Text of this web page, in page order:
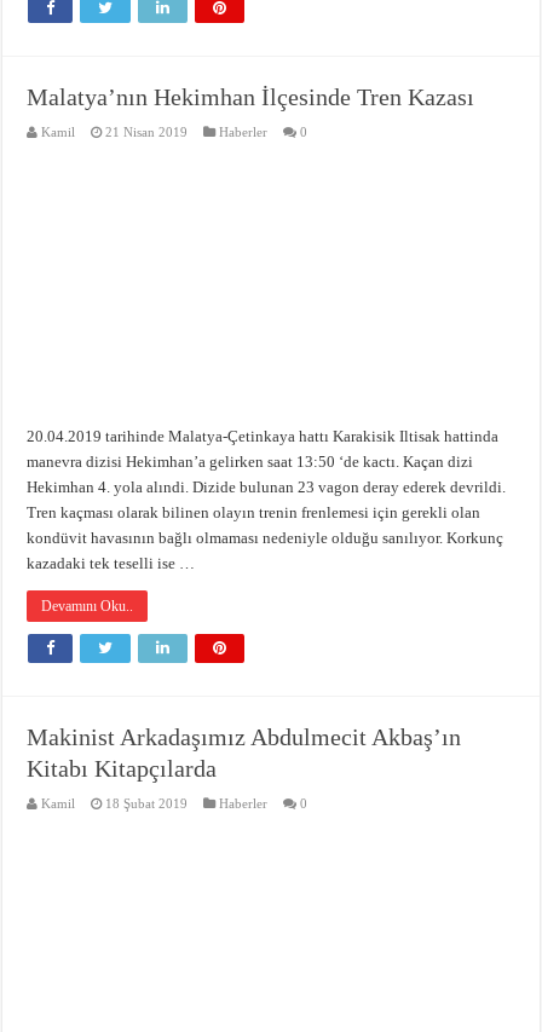
Malatya’nın Hekimhan İlçesinde Tren Kazası
Kamil 21 Nisan 2019 Haberler 0
20.04.2019 tarihinde Malatya-Çetinkaya hattı Karakisik Iltisak hattinda
manevra dizisi Hekimhan’a gelirken saat 13:50 ‘de kactı. Kaçan dizi
Hekimhan 4. yola alındi. Dizide bulunan 23 vagon deray ederek devrildi.
Tren kaçması olarak bilinen olayın trenin frenlemesi için gerekli olan
kondüvit havasının bağlı olmaması nedeniyle olduğu sanılıyor. Korkunç
kazadaki tek teselli ise …
Devamını Oku..
Makinist Arkadaşımız Abdulmecit Akbaş’ın
Kitabı Kitapçılarda
Kamil 18 Şubat 2019 Haberler 0